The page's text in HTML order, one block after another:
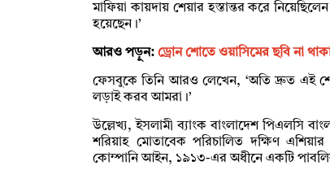
মাফিয়া কায়দায় শেয়ার হস্তান্তর করে
হয়েছেন।’
আরও পড়ুন: ড্রোন শোতে ওয়াসিমের ছবি না
ফেসবুকে তিনি আরও লেখেন, ‘অতি দ্রুত এই
লড়াই করব আমরা।’
উল্লেখ্য, ইসলামী ব্যাংক বাংলাদেশ পিএলসি
শরিয়াহ মোতাবেক পরিচালিত দক্ষিণ
কোম্পানি আইন, ১৯১৩-এর অধীনে একটি পাবলিক